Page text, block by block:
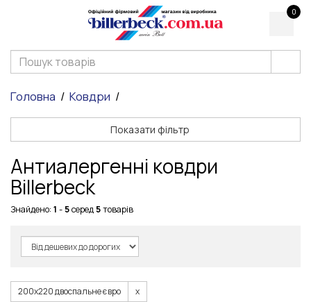
0
Головна Ковдри
Показати фільтр
Антиалергенні ковдри
Billerbeck
Знайдено: 1 -5серед5товарів
200х220 двоспальне євро